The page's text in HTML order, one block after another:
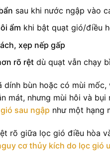
sau khi nước ngập vào
ẩm khi bật quạt gió/điều
xẹp nếp gấp
rõ rệtdù quạt vẫn chạy
dính bùn hoặc có mùi
mát, nhưng mùi hôi và
sau ngập như một hạng
rõ giữa lọc gió điều hòa
cơ thủy kích do lọc gió